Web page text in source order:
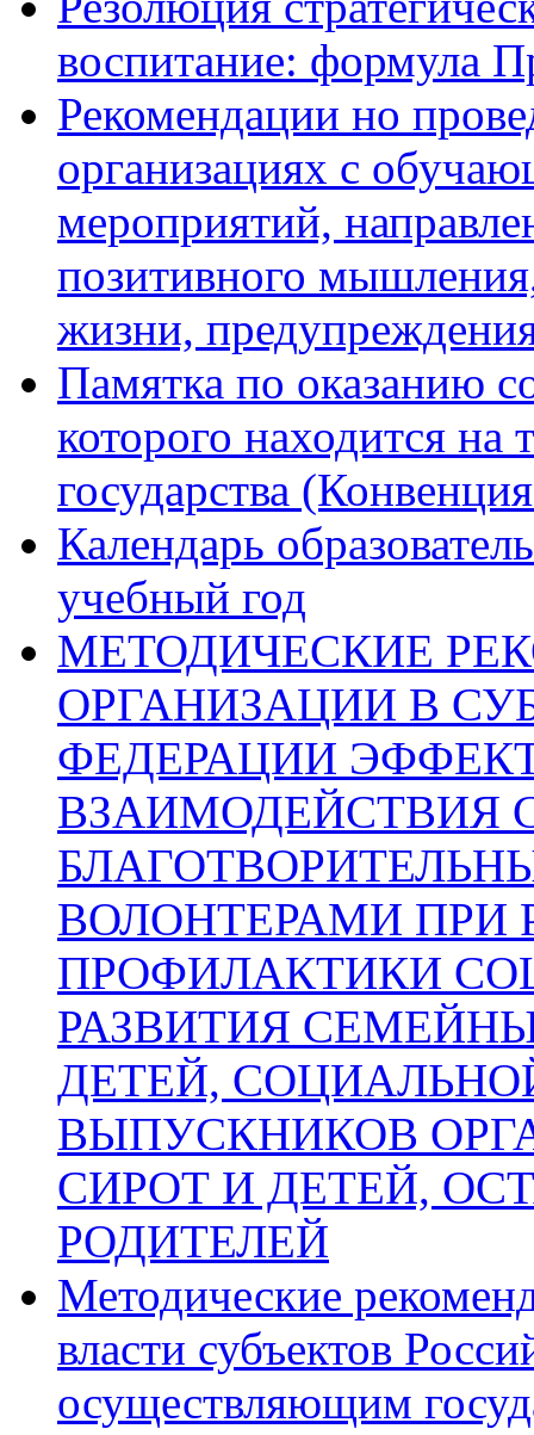
воспитание: формула
Рекомендации но
организациях с
мероприятий,
позитивного
жизни,
Памятка по оказанию
которого находится на
государства
Календарь
учебный год
МЕТОДИЧЕСКИЕ
ОРГАНИЗАЦИИ В
ФЕДЕРАЦИИ
ВЗАИМОДЕЙСТВИЯ
ВОЛОНТЕРАМИ ПРИ
ПРОФИЛАКТИКИ
РАЗВИТИЯ
ДЕТЕЙ,
ВЫПУСКНИКОВ
СИРОТ И ДЕТЕЙ,
РОДИТЕЛЕЙ
Методические
власти субъектов
осуществляющим